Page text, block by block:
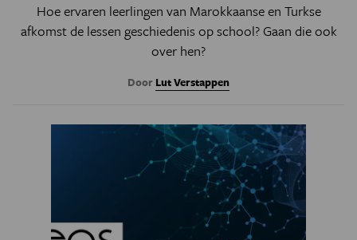
Hoe ervaren leerlingen van Marokkaanse en Turkse
afkomst de lessen geschiedenis op school? Gaan die ook
over hen?
Door Lut Verstappen